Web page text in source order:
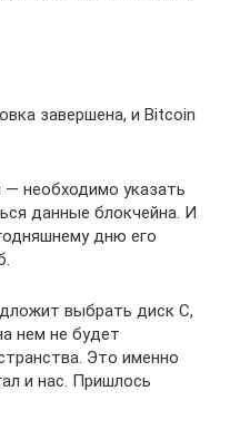
завершена, и Bitcoin
необходимо указать
данные блокчейна. И
дню его
выбрать диск C,
нем не будет
Это именно
и нас. Пришлось